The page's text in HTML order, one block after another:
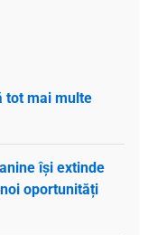
tot mai multe
își extinde
oportunități